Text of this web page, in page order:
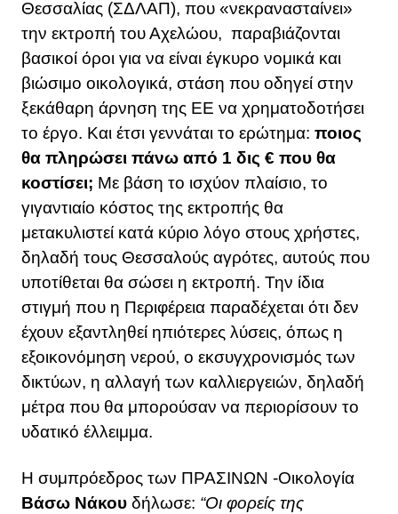
Θεσσαλίας (ΣΔΛΑΠ), που «νεκρανασταίνει»
την εκτροπή του Αχελώου, παραβιάζονται
βασικοί όροι για να είναι έγκυρο νομικά και
βιώσιμο οικολογικά, στάση που οδηγεί στην
ξεκάθαρη άρνηση της ΕΕ να χρηματοδοτήσει
το έργο. Και έτσι γεννάται το ερώτημα: ποιος
θα πληρώσει πάνω από 1 δις € που θα
κοστίσει; Με βάση το ισχύον πλαίσιο, το
γιγαντιαίο κόστος της εκτροπής θα
μετακυλιστεί κατά κύριο λόγο στους χρήστες,
δηλαδή τους Θεσσαλούς αγρότες, αυτούς που
υποτίθεται θα σώσει η εκτροπή. Την ίδια
στιγμή που η Περιφέρεια παραδέχεται ότι δεν
έχουν εξαντληθεί ηπιότερες λύσεις, όπως η
εξοικονόμηση νερού, ο εκσυγχρονισμός των
δικτύων, η αλλαγή των καλλιεργειών, δηλαδή
μέτρα που θα μπορούσαν να περιορίσουν το
υδατικό έλλειμμα.
Η συμπρόεδρος των ΠΡΑΣΙΝΩΝ -Οικολογία
Βάσω Νάκου δήλωσε: “Οι φορείς της